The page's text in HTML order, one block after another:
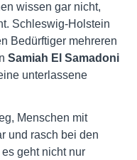
wissen gar nicht,
Schleswig-Holstein
Bedürftiger mehreren
Samiah El Samadoni
unterlassene
Menschen mit
und rasch bei den
geht nicht nur